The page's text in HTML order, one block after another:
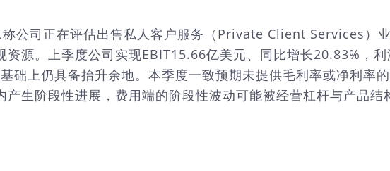
公司正在评估出售私人客户服务（Private Client Services）
资源。上季度公司实现EBIT15.66亿美元、同比增长20.83%，
础上仍具备抬升余地。本季度一致预期未提供毛利率或净利率
生阶段性进展，费用端的阶段性波动可能被经营杠杆与产品结